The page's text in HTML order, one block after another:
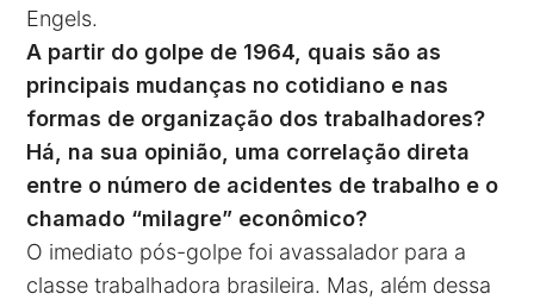
Engels.
A partir do golpe de 1964, quais são as
principais mudanças no cotidiano e nas
formas de organização dos trabalhadores?
Há, na sua opinião, uma correlação direta
entre o número de acidentes de trabalho e o
chamado “milagre” econômico?
O imediato pós-golpe foi avassalador para a
classe trabalhadora brasileira. Mas, além dessa